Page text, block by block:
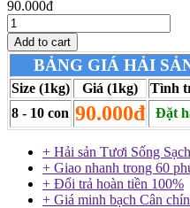
90.000đ
BẢNG GIÁ HẢI
Size (1kg) Giá (1kg)
Tình
8 - 10 con 90.000đ Đặt
+ Hải sản Tươi Sống Sạch
+ Giao nhanh trong 60
+ Đổi trả hoàn tiền 100%
+ Giá minh bạch Cân